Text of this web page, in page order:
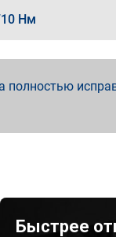
Нм
полностью
Быстрее